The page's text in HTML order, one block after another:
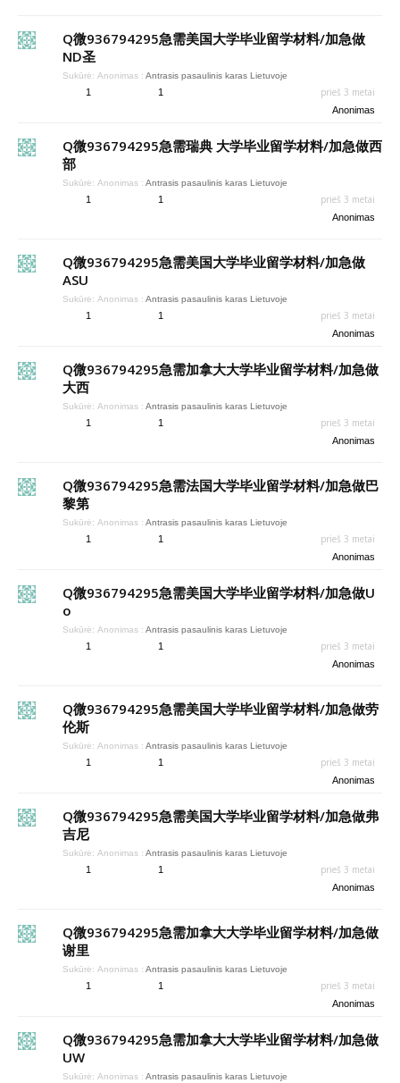
Q微936794295急需美国大学毕业留学材料/加急做
ND圣
Sukūrė: Anonimas : Antrasis pasaulinis karas Lietuvoje
1 1 prieš 3 metai
Anonimas
Q微936794295急需瑞典 大学毕业留学材料/加急做西
部
Sukūrė: Anonimas : Antrasis pasaulinis karas Lietuvoje
1 1 prieš 3 metai
Anonimas
Q微936794295急需美国大学毕业留学材料/加急做
ASU
Sukūrė: Anonimas : Antrasis pasaulinis karas Lietuvoje
1 1 prieš 3 metai
Anonimas
Q微936794295急需加拿大大学毕业留学材料/加急做
大西
Sukūrė: Anonimas : Antrasis pasaulinis karas Lietuvoje
1 1 prieš 3 metai
Anonimas
Q微936794295急需法国大学毕业留学材料/加急做巴
黎第
Sukūrė: Anonimas : Antrasis pasaulinis karas Lietuvoje
1 1 prieš 3 metai
Anonimas
Q微936794295急需美国大学毕业留学材料/加急做U
o
Sukūrė: Anonimas : Antrasis pasaulinis karas Lietuvoje
1 1 prieš 3 metai
Anonimas
Q微936794295急需美国大学毕业留学材料/加急做劳
伦斯
Sukūrė: Anonimas : Antrasis pasaulinis karas Lietuvoje
1 1 prieš 3 metai
Anonimas
Q微936794295急需美国大学毕业留学材料/加急做弗
吉尼
Sukūrė: Anonimas : Antrasis pasaulinis karas Lietuvoje
1 1 prieš 3 metai
Anonimas
Q微936794295急需加拿大大学毕业留学材料/加急做
谢里
Sukūrė: Anonimas : Antrasis pasaulinis karas Lietuvoje
1 1 prieš 3 metai
Anonimas
Q微936794295急需加拿大大学毕业留学材料/加急做
UW
Sukūrė: Anonimas : Antrasis pasaulinis karas Lietuvoje